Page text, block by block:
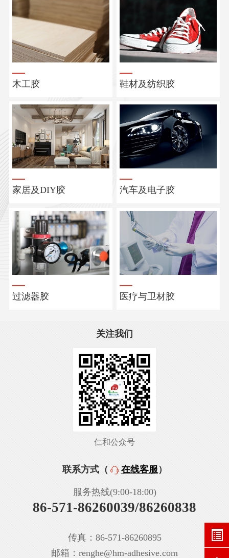
木工胶 鞋材及纺织胶
家居及DIY胶 汽车及电子胶
过滤器胶 医疗与卫材胶
关注我们
仁和公众号
联系方式（ 在线客服）
服务热线(9:00-18:00)
86-571-86260039/86260838
传真：86-571-86260895
邮箱：renghe@hm-adhesive.com